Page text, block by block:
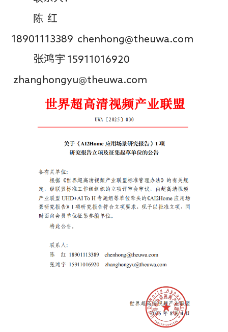
陈 红
18901113389 chenhong@theuwa.com
张鸿宇 15911016920
zhanghongyu@theuwa.com